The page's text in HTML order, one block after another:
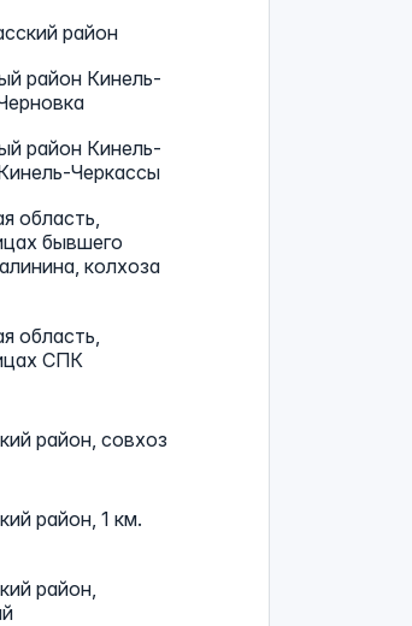
район
район Кинель-
район Кинель-
Черкассы
область,
бывшего
колхоза
область,
СПК
район, совхоз
район, 1 км.
район,